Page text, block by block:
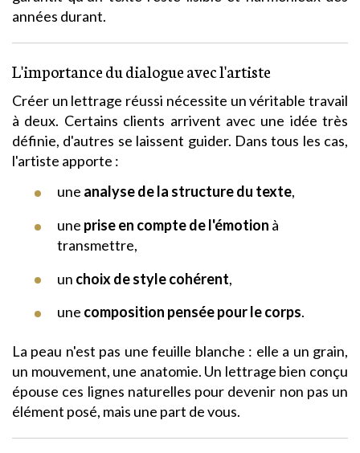
années durant.
L'importance du dialogue avec l'artiste
Créer un lettrage réussi nécessite un véritable travail
à deux. Certains clients arrivent avec une idée très
définie, d'autres se laissent guider. Dans tous les cas,
l'artiste apporte :
une analyse de la structure du texte,
une prise en compte de l'émotion à
transmettre,
un choix de style cohérent,
une composition pensée pour le corps.
La peau n'est pas une feuille blanche : elle a un grain,
un mouvement, une anatomie. Un lettrage bien conçu
épouse ces lignes naturelles pour devenir non pas un
élément posé, mais une part de vous.